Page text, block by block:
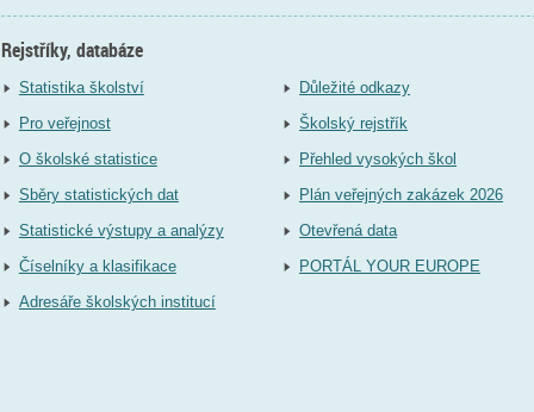
Rejstříky, databáze
Statistika školství
Pro veřejnost
O školské statistice
Sběry statistických dat
Statistické výstupy a analýzy
Číselníky a klasifikace
Adresáře školských institucí
Důležité odkazy
Školský rejstřík
Přehled vysokých škol
Plán veřejných zakázek 2026
Otevřená data
PORTÁL YOUR EUROPE